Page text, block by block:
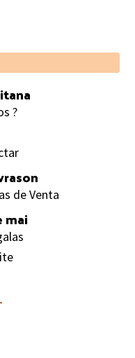
?
de Venta
mai